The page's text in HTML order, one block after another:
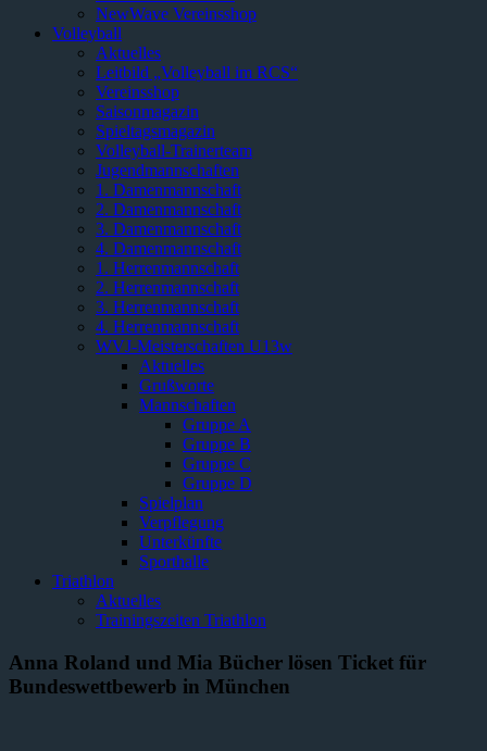
NewWave Vereinsshop
Volleyball
Aktuelles
Leitbild „Volleyball im RCS“
Vereinsshop
Saisonmagazin
Spieltagsmagazin
Volleyball-Trainerteam
Jugendmannschaften
1. Damenmannschaft
2. Damenmannschaft
3. Damenmannschaft
4. Damenmannschaft
1. Herrenmannschaft
2. Herrenmannschaft
3. Herrenmannschaft
4. Herrenmannschaft
WVJ-Meisterschaften U13w
Aktuelles
Grußworte
Mannschaften
Gruppe A
Gruppe B
Gruppe C
Gruppe D
Spielplan
Verpflegung
Unterkünfte
Sporthalle
Triathlon
Aktuelles
Trainingszeiten Triathlon
Anna Roland und Mia Bücher lösen Ticket für
Bundeswettbewerb in München